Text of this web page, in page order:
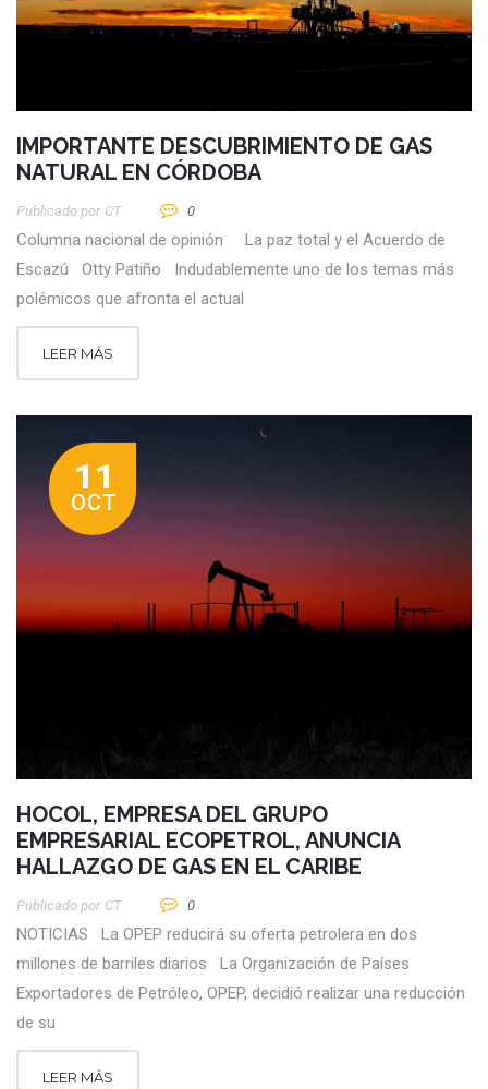
IMPORTANTE DESCUBRIMIENTO DE GAS
NATURAL EN CÓRDOBA
Publicado por CT 0
Columna nacional de opinión La paz total y el Acuerdo de
Escazú Otty Patiño Indudablemente uno de los temas más
polémicos que afronta el actual
LEER MÁS
11
OCT
HOCOL, EMPRESA DEL GRUPO
EMPRESARIAL ECOPETROL, ANUNCIA
HALLAZGO DE GAS EN EL CARIBE
Publicado por CT 0
NOTICIAS La OPEP reducirá su oferta petrolera en dos
millones de barriles diarios La Organización de Países
Exportadores de Petróleo, OPEP, decidió realizar una reducción
de su
LEER MÁS